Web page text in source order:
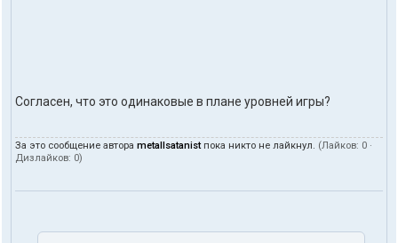
Согласен, что это одинаковые в плане уровней игры?
За это сообщение автора metallsatanistпока никто не лайкнул. (Лайков: 0 ·
Дизлайков: 0)